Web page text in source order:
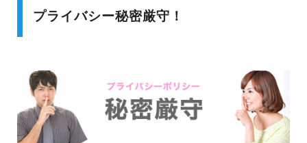
プライバシー秘密厳守！